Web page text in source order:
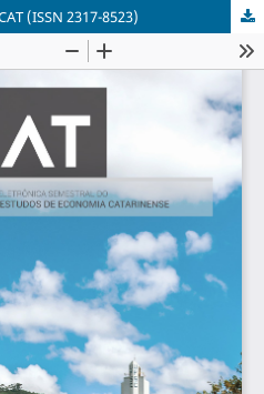
(ISSN 2317-8523)